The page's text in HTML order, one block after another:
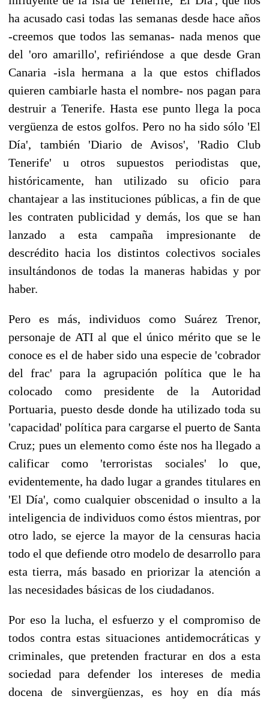
ha acusado casi todas las semanas desde hace años
-creemos que todos las semanas- nada menos que
del 'oro amarillo', refiriéndose a que desde Gran
Canaria -isla hermana a la que estos chiflados
quieren cambiarle hasta el nombre- nos pagan para
destruir a Tenerife. Hasta ese punto llega la poca
vergüenza de estos golfos. Pero no ha sido sólo 'El
Día', también 'Diario de Avisos', 'Radio Club
Tenerife' u otros supuestos periodistas que,
históricamente, han utilizado su oficio para
chantajear a las instituciones públicas, a fin de que
les contraten publicidad y demás, los que se han
lanzado a esta campaña impresionante de
descrédito hacia los distintos colectivos sociales
insultándonos de todas la maneras habidas y por
haber.
Pero es más, individuos como Suárez Trenor,
personaje de ATI al que el único mérito que se le
conoce es el de haber sido una especie de 'cobrador
del frac' para la agrupación política que le ha
colocado como presidente de la Autoridad
Portuaria, puesto desde donde ha utilizado toda su
'capacidad' política para cargarse el puerto de Santa
Cruz; pues un elemento como éste nos ha llegado a
calificar como 'terroristas sociales' lo que,
evidentemente, ha dado lugar a grandes titulares en
'El Día', como cualquier obscenidad o insulto a la
inteligencia de individuos como éstos mientras, por
otro lado, se ejerce la mayor de la censuras hacia
todo el que defiende otro modelo de desarrollo para
esta tierra, más basado en priorizar la atención a
las necesidades básicas de los ciudadanos.
Por eso la lucha, el esfuerzo y el compromiso de
todos contra estas situaciones antidemocráticas y
criminales, que pretenden fracturar en dos a esta
sociedad para defender los intereses de media
docena de sinvergüenzas, es hoy en día más